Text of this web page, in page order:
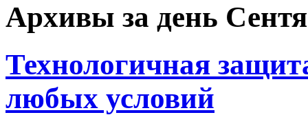
Архивы за день
Технологичная
любых условий